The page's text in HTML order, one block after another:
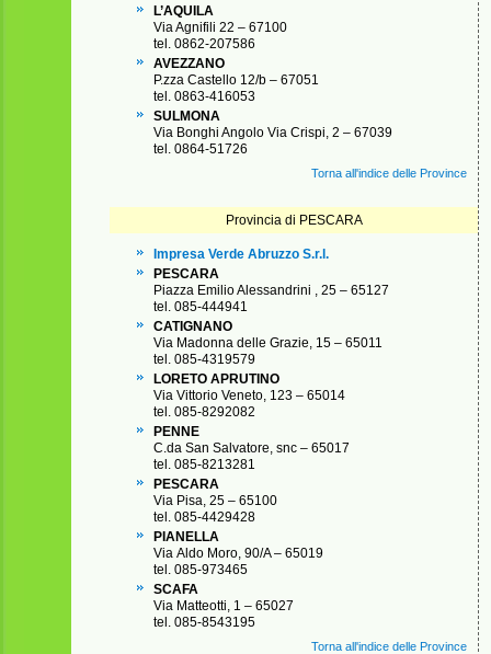
L’AQUILA
Via Agnifili 22 – 67100
tel. 0862-207586
AVEZZANO
P.zza Castello 12/b – 67051
tel. 0863-416053
SULMONA
Via Bonghi Angolo Via Crispi, 2 – 67039
tel. 0864-51726
Torna all'indice delle Province
Provincia di PESCARA
Impresa Verde Abruzzo S.r.l.
PESCARA
Piazza Emilio Alessandrini , 25 – 65127
tel. 085-444941
CATIGNANO
Via Madonna delle Grazie, 15 – 65011
tel. 085-4319579
LORETO APRUTINO
Via Vittorio Veneto, 123 – 65014
tel. 085-8292082
PENNE
C.da San Salvatore, snc – 65017
tel. 085-8213281
PESCARA
Via Pisa, 25 – 65100
tel. 085-4429428
PIANELLA
Via Aldo Moro, 90/A – 65019
tel. 085-973465
SCAFA
Via Matteotti, 1 – 65027
tel. 085-8543195
Torna all'indice delle Province